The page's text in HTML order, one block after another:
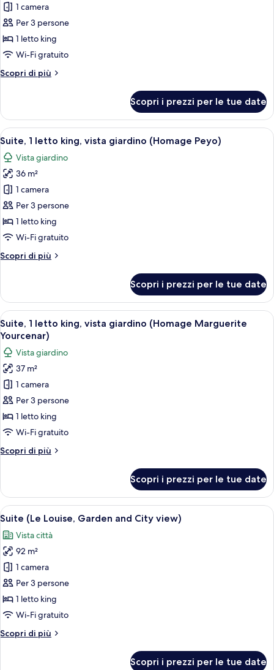
Suite,
1
letto
king,
giardino
Homage)
1 camera
Per 3 persone
1 letto king
Wi-Fi gratuito
Scopri di più
Altri
1
letto
king,
giardino
(Audrey
Hepburn.
Homage)
Scopri i prezzi per le tue date
Apri
tutte
le
foto
per
Suite,
1
letto
vista
Peyo)
Un soggiorno moderno con un
22
Suite, 1 letto king, vista giardino (Homage Peyo)
Vista giardino
36 m²
1 camera
Per 3 persone
1 letto king
Wi-Fi gratuito
Scopri di più
Altri
1
letto
king,
vista
(Homage
Peyo)
Scopri i prezzi per le tue date
Apri
tutte
le
foto
per
Suite,
1
letto
king,
giardino
Yourcenar)
Una camera d'albergo con un letto,
15
Suite, 1 letto king, vista giardino (Homage Marguerite
Yourcenar)
Vista giardino
37 m²
1 camera
Per 3 persone
1 letto king
Wi-Fi gratuito
Scopri di più
Altri
1
letto
king,
giardino
(Homage
Marguerite
Yourcenar)
Scopri i prezzi per le tue date
Apri
tutte
le
foto
per
Suite
(Le
Louise,
Garden
and
Un soggiorno moderno con un
20
Suite (Le Louise, Garden and City view)
Vista città
92 m²
1 camera
Per 3 persone
1 letto king
Wi-Fi gratuito
Scopri di più
Altri
Scopri i prezzi per le tue date